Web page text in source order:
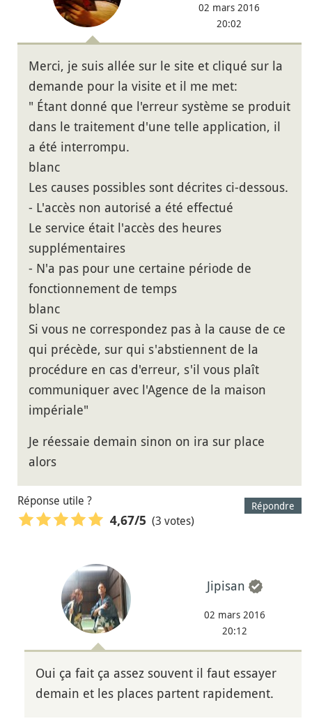
02 mars 2016
20:02
Merci, je suis allée sur le site et cliqué sur la
demande pour la visite et il me met:
" Étant donné que l'erreur système se produit
dans le traitement d'une telle application, il
a été interrompu.
blanc
Les causes possibles sont décrites ci-dessous.
- L'accès non autorisé a été effectué
Le service était l'accès des heures
supplémentaires
- N'a pas pour une certaine période de
fonctionnement de temps
blanc
Si vous ne correspondez pas à la cause de ce
qui précède, sur qui s'abstiennent de la
procédure en cas d'erreur, s'il vous plaît
communiquer avec l'Agence de la maison
impériale"
Je réessaie demain sinon on ira sur place
alors
Répondre
Réponse utile ?
4,67/5 (3 votes)
Jipisan
02 mars 2016
20:12
Oui ça fait ça assez souvent il faut essayer
demain et les places partent rapidement.